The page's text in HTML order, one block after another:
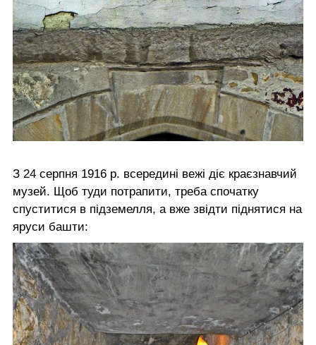
З 24 серпня 1916 р. всередині вежі діє краєзнавчий
музей. Щоб туди потрапити, треба спочатку
спуститися в підземелля, а вже звідти піднятися на
яруси башти: